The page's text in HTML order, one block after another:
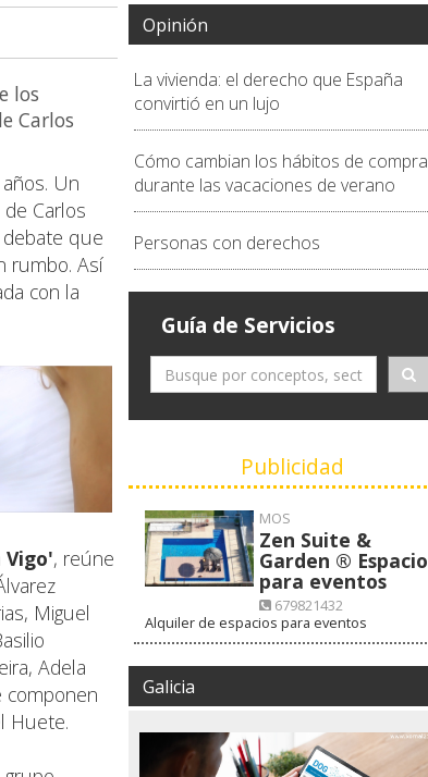
los
Carlos
Un
Carlos
debate que
rumbo. Así
con la
, reúne
Miguel
Adela
componen
Huete.
Opinión
La vivienda: el derecho que España
convirtió en un lujo
Cómo cambian los hábitos de compra
durante las vacaciones de verano
Personas con derechos
Guía de Servicios
Publicidad
MOS
Zen Suite &
Garden ® Espacio
para eventos
679821432
VISITAR WEB
Alquiler de espacios para eventos
Galicia